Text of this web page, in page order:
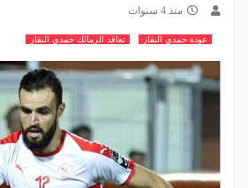
منذ 4 سنوات
عودة حمدي النقاز تعاقد الزمالك حمدي النقاز